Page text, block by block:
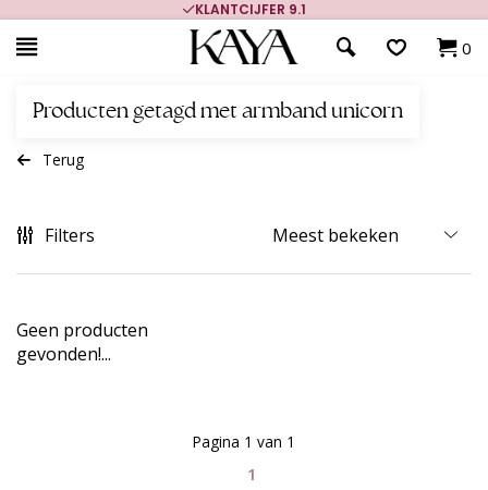
KLANTCIJFER 9.1
0
Producten getagd met armband unicorn
Terug
Filters
Geen producten
gevonden!...
1
Pagina 1 van 1